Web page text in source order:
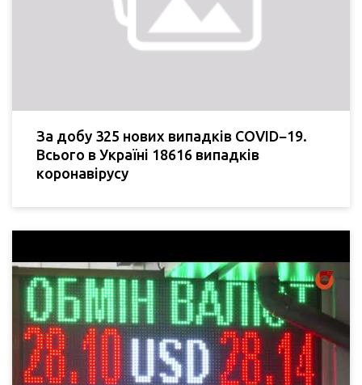
За добу 325 нових випадків COVID−19.
Всього в Україні 18616 випадків
коронавірусу